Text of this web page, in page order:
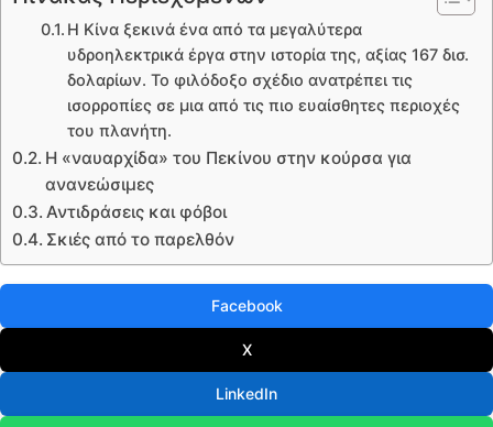
Η Κίνα ξεκινά ένα από τα μεγαλύτερα
υδροηλεκτρικά έργα στην ιστορία της, αξίας 167 δισ.
δολαρίων. Το φιλόδοξο σχέδιο ανατρέπει τις
ισορροπίες σε μια από τις πιο ευαίσθητες περιοχές
του πλανήτη.
Η «ναυαρχίδα» του Πεκίνου στην κούρσα για
ανανεώσιμες
Αντιδράσεις και φόβοι
Σκιές από το παρελθόν
Facebook
X
LinkedIn